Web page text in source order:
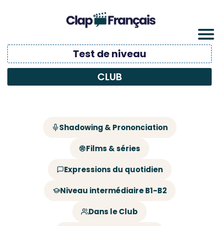
Test de niveau
CLUB
Shadowing & Prononciation
Films & séries
Expressions du quotidien
Niveau intermédiaire B1-B2
Dans le Club